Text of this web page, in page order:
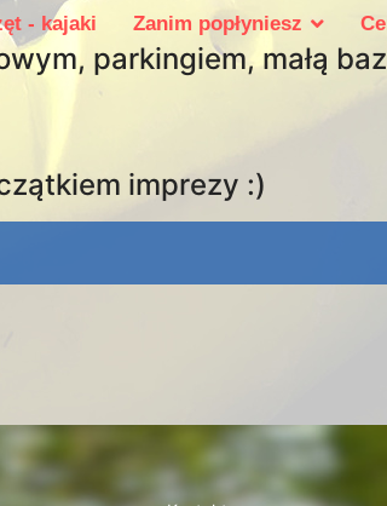
- kajaki Zanim popłyniesz
parkingiem, małą
imprezy :)